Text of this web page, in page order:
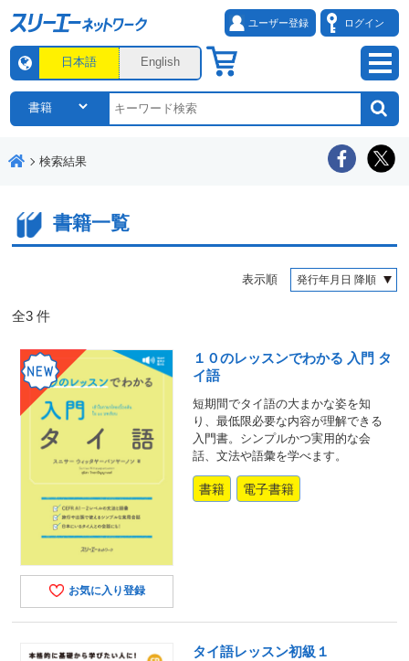
ユーザー登録 ログイン
日本語 English
検索結果
書籍一覧
表示順
全3 件
お気に入り登録
１０のレッスンでわかる 入門 タ
イ語
短期間でタイ語の大まかな姿を知
り、最低限必要な内容が理解できる
入門書。シンプルかつ実用的な会
話、文法や語彙を学べます。
書籍 電子書籍
タイ語レッスン初級１